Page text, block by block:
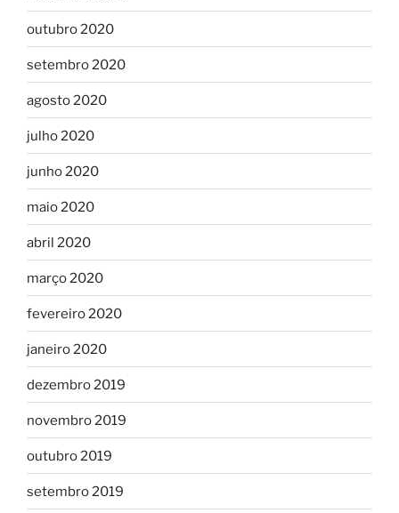
outubro 2020
setembro 2020
agosto 2020
julho 2020
junho 2020
maio 2020
abril 2020
março 2020
fevereiro 2020
janeiro 2020
dezembro 2019
novembro 2019
outubro 2019
setembro 2019